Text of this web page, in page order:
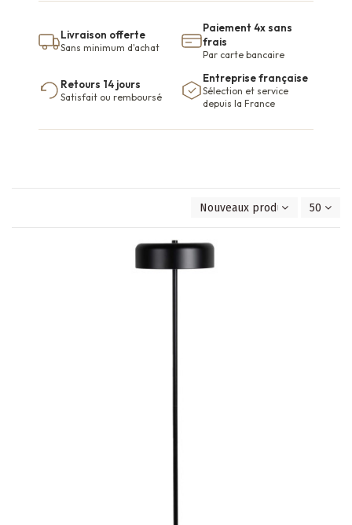
Livraison offerte
Sans minimum d'achat
Paiement 4x sans
frais
Par carte bancaire
Retours 14 jours
Satisfait ou remboursé
Entreprise française
Sélection et service
depuis la France
Nouveaux produits en50